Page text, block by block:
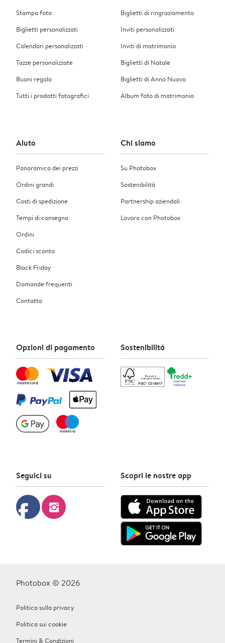
Stampa foto
Biglietti personalizzati
Calendari personalizzati
Tazze personalizzate
Buoni regalo
Tutti i prodotti fotografici
Biglietti di ringraziamento
Inviti personalizzati
Inviti di matrimonio
Biglietti di Natale
Biglietti di Anno Nuovo
Album foto di matrimonio
Aiuto
Panoramica dei prezzi
Ordini grandi
Costi di spedizione
Tempi di consegna
Ordini
Codici sconto
Black Friday
Domande frequenti
Contatto
Chi siamo
Su Photobox
Sostenibilità
Partnership aziendali
Lavora con Photobox
Opzioni di pagamento Sostenibilità
Seguici su
facebook instagram
Scopri le nostre app
Photobox © 2026
Politica sulla privacy
Politica sui cookie
Termini & Condizioni